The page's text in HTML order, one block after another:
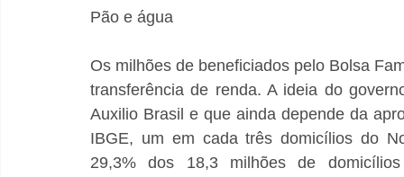
Pão e água
Os milhões de beneficiados pelo Bolsa
transferência de renda. A ideia do
Auxilio Brasil e que ainda depende da
IBGE, um em cada três domicílios do
29,3% dos 18,3 milhões de